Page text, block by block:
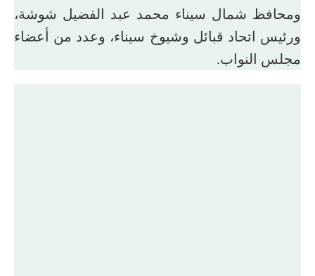
ومحافظ شمال سيناء محمد عبد الفضيل شوشة،
ورئيس اتحاد قبائل وشيوخ سيناء، وعدد من أعضاء
مجلس النواب.